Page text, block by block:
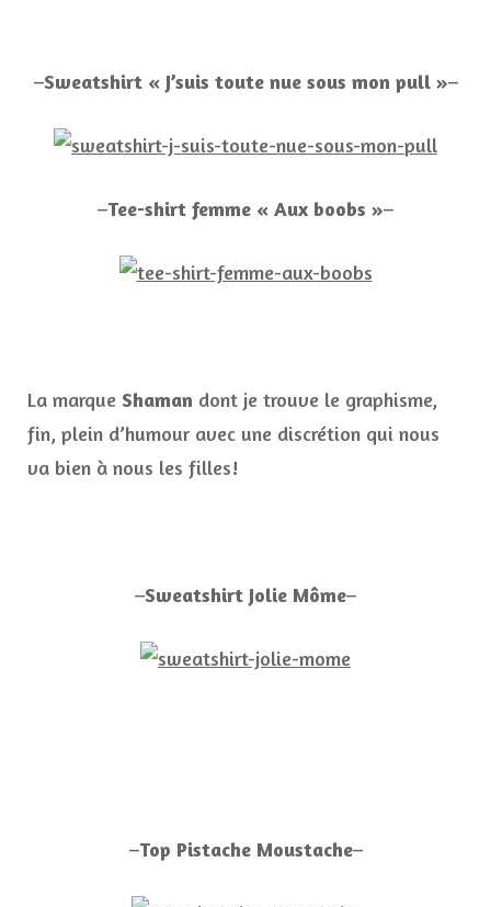
–Sweatshirt « J’suis toute nue sous mon pull »–
–Tee-shirt femme « Aux boobs »–
La marque Shaman dont je trouve le graphisme,
fin, plein d’humour avec une discrétion qui nous
va bien à nous les filles!
–Sweatshirt Jolie Môme–
–Top Pistache Moustache–